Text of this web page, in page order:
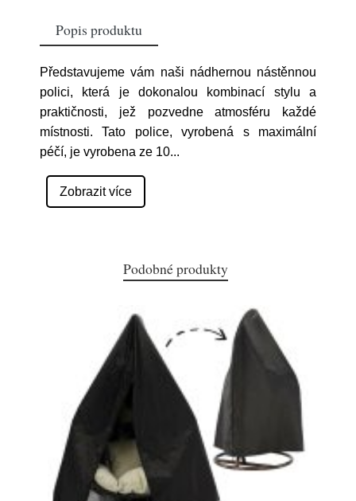
Popis produktu
Představujeme vám naši nádhernou nástěnnou
polici, která je dokonalou kombinací stylu a
praktičnosti, jež pozvedne atmosféru každé
místnosti. Tato police, vyrobená s maximální
péčí, je vyrobena ze 10...
Zobrazit více
Podobné produkty